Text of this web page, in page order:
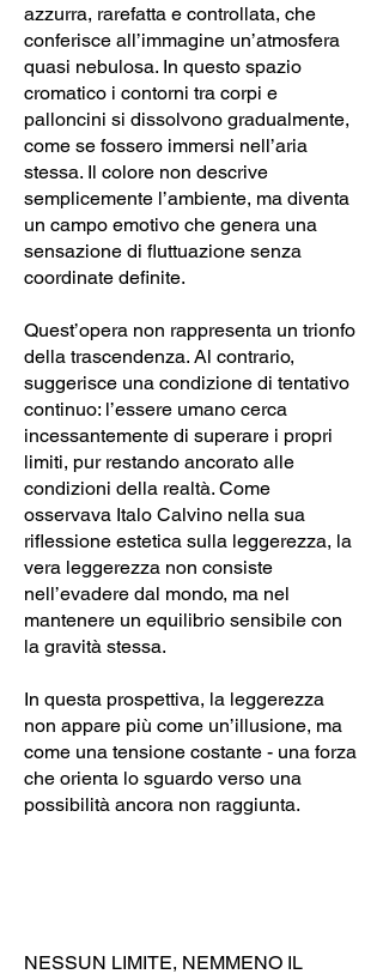
azzurra, rarefatta e controllata, che
conferisce all’immagine un’atmosfera
quasi nebulosa. In questo spazio
cromatico i contorni tra corpi e
palloncini si dissolvono gradualmente,
come se fossero immersi nell’aria
stessa. Il colore non descrive
semplicemente l’ambiente, ma diventa
un campo emotivo che genera una
sensazione di fluttuazione senza
coordinate definite.
Quest’opera non rappresenta un trionfo
della trascendenza. Al contrario,
suggerisce una condizione di tentativo
continuo: l’essere umano cerca
incessantemente di superare i propri
limiti, pur restando ancorato alle
condizioni della realtà. Come
osservava Italo Calvino nella sua
riflessione estetica sulla leggerezza, la
vera leggerezza non consiste
nell’evadere dal mondo, ma nel
mantenere un equilibrio sensibile con
la gravità stessa.
In questa prospettiva, la leggerezza
non appare più come un’illusione, ma
come una tensione costante - una forza
che orienta lo sguardo verso una
possibilità ancora non raggiunta.
NESSUN LIMITE, NEMMENO IL